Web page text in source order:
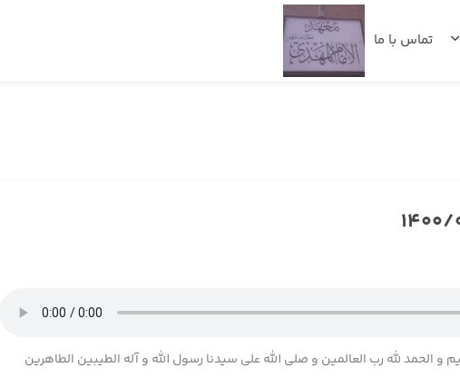
تماس با ما
و الحمد لله رب العالمین و صلی الله علی سیدنا رسول الله و آله الطیبین الطاهرین